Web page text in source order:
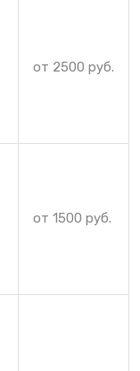
от 2500 руб.
от 1500 руб.